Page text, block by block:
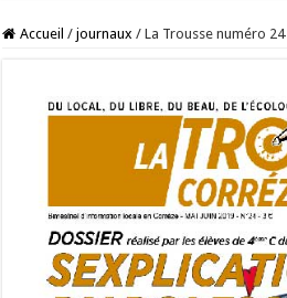
Accueil / journaux / La Trousse numéro 24